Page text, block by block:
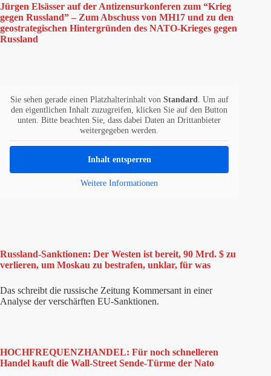
Jürgen Elsässer auf der Antizensurkonferen zum “Krieg
gegen Russland” – Zum Abschuss von MH17 und zu den
geostrategischen Hintergründen des NATO-Krieges gegen
Russland
Sie sehen gerade einen Platzhalterinhalt von Standard
. Um auf
den eigentlichen Inhalt zuzugreifen, klicken Sie auf den Button
unten. Bitte beachten Sie, dass dabei Daten an Drittanbieter
weitergegeben werden.
Inhalt entsperren
Weitere Informationen
Russland-Sanktionen: Der Westen ist bereit, 90 Mrd. $ zu
verlieren, um Moskau zu bestrafen, unklar, für was
Das schreibt die russische Zeitung Kommersant in einer
Analyse der verschärften EU-Sanktionen.
HOCHFREQUENZHANDEL: Für noch schnelleren
Handel kauft die Wall-Street Sende-Türme der Nato